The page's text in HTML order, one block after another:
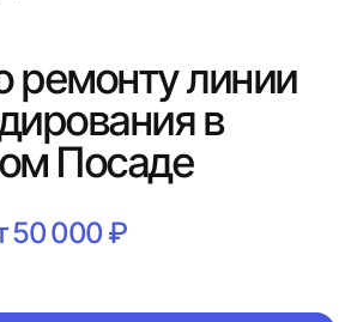
ремонту линии
в
Посаде
50 000 ₽